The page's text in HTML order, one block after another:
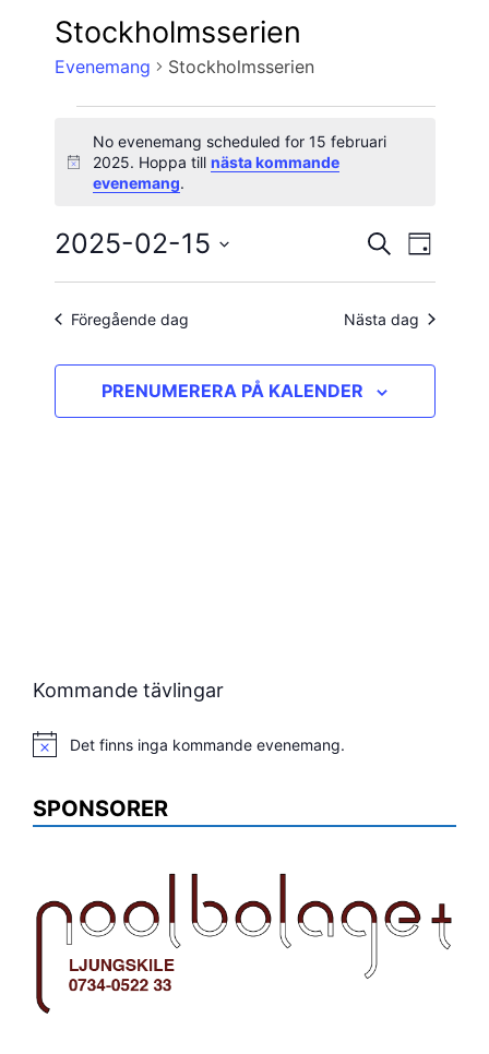
Stockholmsserien
Evenemang Stockholmsserien
för
februari
2025
Notis
No evenemang scheduled for 15 februari
2025. Hoppa till nästa kommande
evenemang.
Search
and
Views
SÖK DAG
2025-02-15
Välj
Föregående dag Nästa dag
PRENUMERERA PÅ KALENDER
Kommande tävlingar
Notis Det finns inga kommande evenemang.
SPONSORER